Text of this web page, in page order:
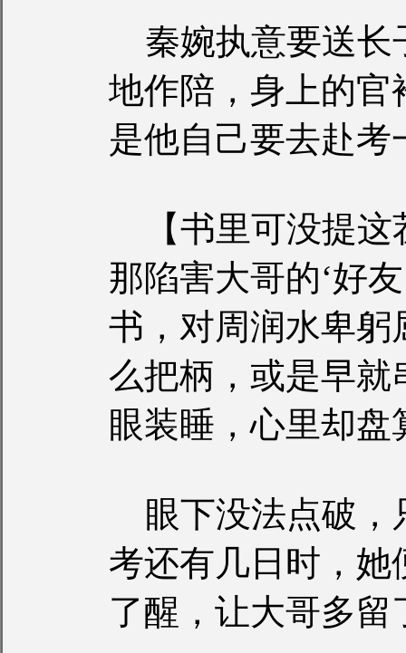
秦婉执意要送长
地作陪，身上的官
是他自己要去赴考
【书里可没提这
那陷害大哥的‘好
书，对周润水卑躬
么把柄，或是早就
眼装睡，心里却盘
眼下没法点破，
考还有几日时，她
了醒，让大哥多留